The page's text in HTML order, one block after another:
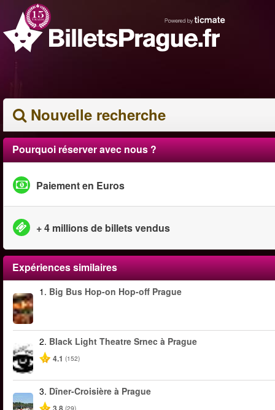
Nouvelle recherche
Pourquoi réserver avec nous ?
Paiement en Euros
+ 4 millions de billets vendus
Expériences similaires
1. Big Bus Hop-on Hop-off Prague
2. Black Light Theatre Srnec à Prague
4.1 (152)
3. Dîner-Croisière à Prague
(29)